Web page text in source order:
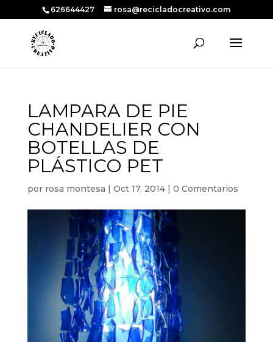
626644427 rosa@recicladocreativo.com
LAMPARA DE PIE
CHANDELIER CON
BOTELLAS DE
PLÁSTICO PET
por rosa montesa | Oct 17, 2014| 0 Comentarios